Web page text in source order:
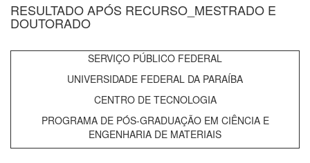
RESULTADO APÓS RECURSO_MESTRADO E
DOUTORADO
SERVIÇO PÚBLICO FEDERAL
UNIVERSIDADE FEDERAL DA PARAÍBA
CENTRO DE TECNOLOGIA
PROGRAMA DE PÓS-GRADUAÇÃO EM CIÊNCIA E
ENGENHARIA DE MATERIAIS